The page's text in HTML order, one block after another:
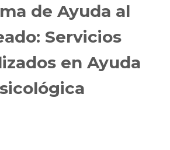
de Ayuda al
Servicios
en Ayuda